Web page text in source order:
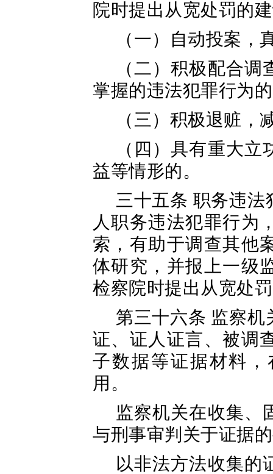
院时提出从宽处罚的
（一）自动投案，
（二）积极配合
掌握的违法犯罪行为
（三）积极退赃，
（四）具有重大
益等情形的。
三十五条 职务违
人职务违法犯罪行为
索，有助于调查其他
体研究，并报上一级
检察院时提出从宽处
第三十六条 监察
证、证人证言、被调
子数据等证据材料
用。
监察机关在收集、
与刑事审判关于证据
以非法方法收集的